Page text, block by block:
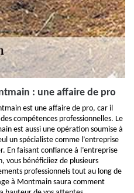
: une affaire de pro
est une affaire de pro, car il
compétences professionnelles. Le
est aussi une opération soumise à
un spécialiste comme l’entreprise
En faisant confiance à l’entreprise
vous bénéficiiez de plusieurs
professionnels tout au long de
à Montmain saura comment